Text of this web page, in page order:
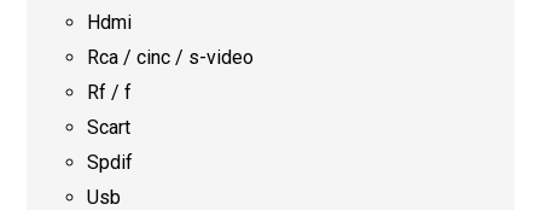
Hdmi
Rca / cinc / s-video
Rf / f
Scart
Spdif
Usb